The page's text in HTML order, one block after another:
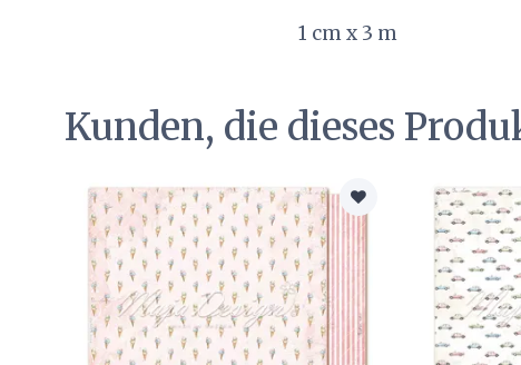
1 cm x 3 m
Kunden, die dieses